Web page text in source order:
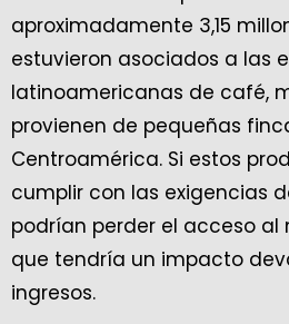
aproximadamente 3,15
estuvieron asociados a las
latinoamericanas de café,
provienen de pequeñas
Centroamérica. Si estos
cumplir con las exigencias
podrían perder el acceso al
que tendría un impacto
ingresos.